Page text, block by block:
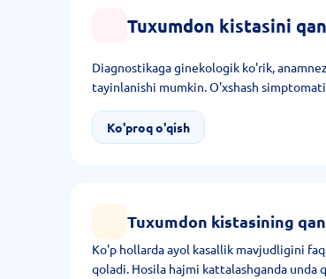
Tuxumdon kistasini
Diagnostikaga ginekologik ko'rik,
tayinlanishi mumkin. O'xshash
Ko'proq o'qish
Tuxumdon kistasining
Ko'p hollarda ayol kasallik mavjudligini
qoladi. Hosila hajmi kattalashganda